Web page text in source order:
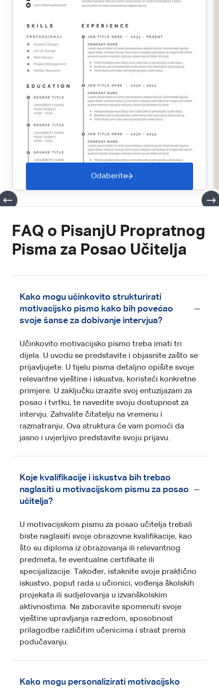
Odaberite
FAQ o PisanjU Propratnog
Pisma za Posao Učitelja
Kako mogu učinkovito strukturirati
motivacijsko pismo kako bih povećao
svoje šanse za dobivanje intervjua?
Učinkovito motivacijsko pismo treba imati tri
dijela. U uvodu se predstavite i objasnite zašto se
prijavljujete. U tijelu pisma detaljno opišite svoje
relevantne vještine i iskustva, koristeći konkretne
primjere. U zaključku izrazite svoj entuzijazam za
posao i tvrtku, te navedite svoju dostupnost za
intervju. Zahvalite čitatelju na vremenu i
razmatranju. Ova struktura će vam pomoći da
jasno i uvjerljivo predstavite svoju prijavu.
Koje kvalifikacije i iskustva bih trebao
naglasiti u motivacijskom pismu za posao
učitelja?
U motivacijskom pismu za posao učitelja trebali
biste naglasiti svoje obrazovne kvalifikacije, kao
što su diploma iz obrazovanja ili relevantnog
predmeta, te eventualne certifikate ili
specijalizacije. Također, istaknite svoje praktično
iskustvo, poput rada u učionici, vođenja školskih
projekata ili sudjelovanja u izvanškolskim
aktivnostima. Ne zaboravite spomenuti svoje
vještine upravljanja razredom, sposobnost
prilagodbe različitim učenicima i strast prema
podučavanju.
Kako mogu personalizirati motivacijsko